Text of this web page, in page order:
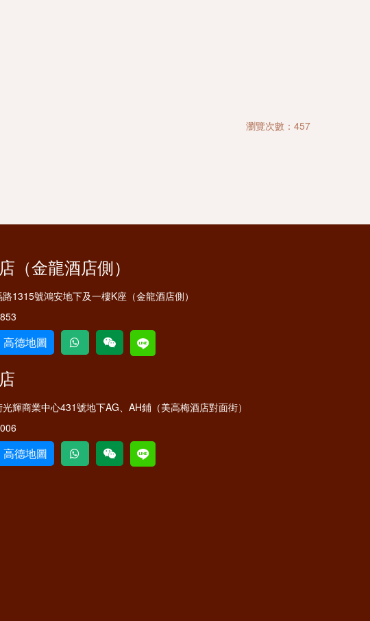
瀏覽次數：457
（金龍酒店側）
1315號鴻安地下及一樓K座（金龍酒店側）
高德地圖
輝商業中心431號地下AG、AH鋪（美高梅酒店對面街）
高德地圖